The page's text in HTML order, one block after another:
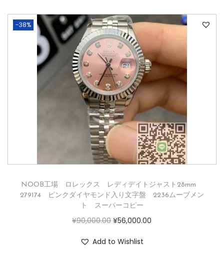
-38%
NOOB工場 ロレックス レディデイトジャスト28mm
279174 ピンクダイヤモンド入り文字盤 2236ムーブメン
ト スーパーコピー
¥90,000.00 ¥56,000.00
Add to Wishlist